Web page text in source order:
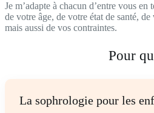
Je m’adapte à chacun d’entre vous en
de votre âge, de votre état de santé,
mais aussi de vos contraintes.
Pour
La sophrologie pour les